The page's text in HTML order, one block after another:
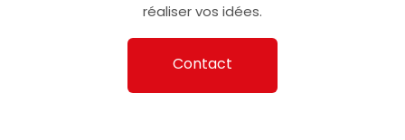
réaliser vos idées.
Contact